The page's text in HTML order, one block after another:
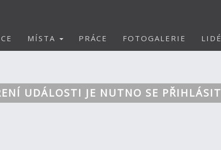
MÍSTA PRÁCE FOTOGALERIE LIDÉ
UDÁLOSTI JE NUTNO SE PŘIHLÁSIT